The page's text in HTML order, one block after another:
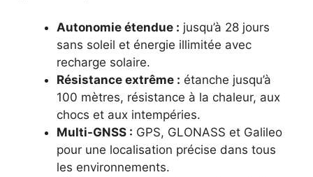
Autonomie étendue : jusqu’à 28 jours
sans soleil et énergie illimitée avec
recharge solaire.
Résistance extrême : étanche jusqu’à
100 mètres, résistance à la chaleur, aux
chocs et aux intempéries.
Multi-GNSS : GPS, GLONASS et Galileo
pour une localisation précise dans tous
les environnements.